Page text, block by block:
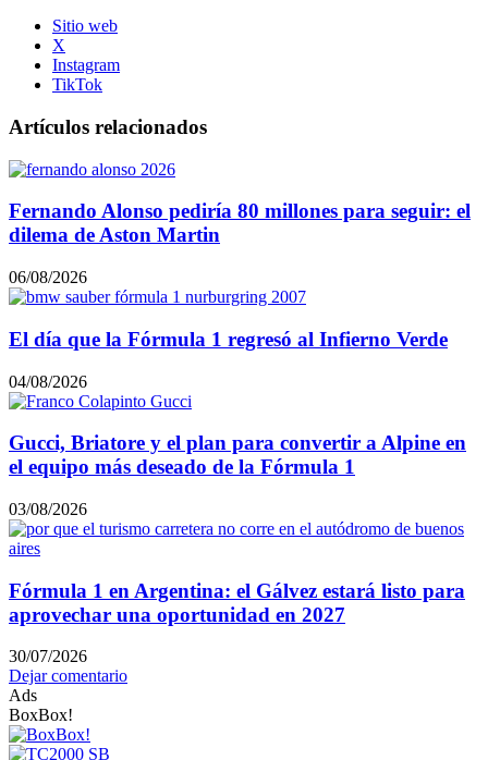
Sitio web
X
Instagram
TikTok
Artículos relacionados
Fernando Alonso pediría 80 millones para seguir: el
dilema de Aston Martin
06/08/2026
El día que la Fórmula 1 regresó al Infierno Verde
04/08/2026
Gucci, Briatore y el plan para convertir a Alpine en
el equipo más deseado de la Fórmula 1
03/08/2026
Fórmula 1 en Argentina: el Gálvez estará listo para
aprovechar una oportunidad en 2027
30/07/2026
Dejar comentario
Ads
BoxBox!